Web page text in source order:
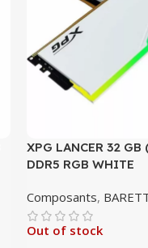
XPG LANCER 32
DDR5 RGB WHITE
Composants,
Out of stock